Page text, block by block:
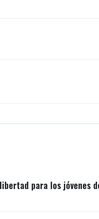
para los jóvenes